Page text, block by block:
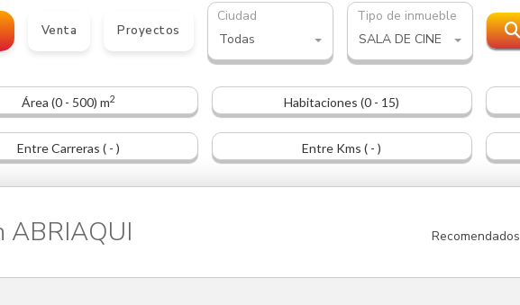
Venta Proyectos
Ciudad
Todas
Tipo de inmueble
SALA DE CINE
Área (0 - 500) m2 Habitaciones (0 - 15)
Entre Carreras ( - ) Entre Kms ( - )
ABRIAQUI Recomendados